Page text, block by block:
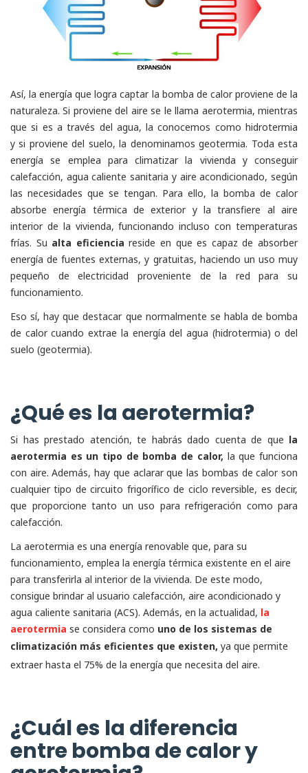
Así, la energía que logra captar la bomba de calor proviene de la
naturaleza. Si proviene del aire se le llama aerotermia, mientras
que si es a través del agua, la conocemos como hidrotermia
y si proviene del suelo, la denominamos geotermia. Toda esta
energía se emplea para climatizar la vivienda y conseguir
calefacción, agua caliente sanitaria y aire acondicionado, según
las necesidades que se tengan. Para ello, la bomba de calor
absorbe energía térmica de exterior y la transfiere al aire
interior de la vivienda, funcionando incluso con temperaturas
frías. Su alta eficienciareside en que es capaz de absorber
energía de fuentes externas, y gratuitas, haciendo un uso muy
pequeño de electricidad proveniente de la red para su
funcionamiento.
Eso sí, hay que destacar que normalmente se habla de bomba
de calor cuando extrae la energía del agua (hidrotermia) o del
suelo (geotermia).
¿Qué es la aerotermia?
Si has prestado atención, te habrás dado cuenta de que la
aerotermia es un tipo de bomba de calor, la que funciona
con aire. Además, hay que aclarar que las bombas de calor son
cualquier tipo de circuito frigorífico de ciclo reversible, es decir,
que proporcione tanto un uso para refrigeración como para
calefacción.
La aerotermia es una energía renovable que, para su
funcionamiento, emplea la energía térmica existente en el aire
para transferirla al interior de la vivienda. De este modo,
consigue brindar al usuario calefacción, aire acondicionado y
agua caliente sanitaria (ACS). Además, en la actualidad, la
aerotermia se considera como uno de los sistemas de
climatización más eficientes que existen, ya que permite
extraer hasta el 75% de la energía que necesita del aire.
¿Cuál es la diferencia
entre bomba de calor y